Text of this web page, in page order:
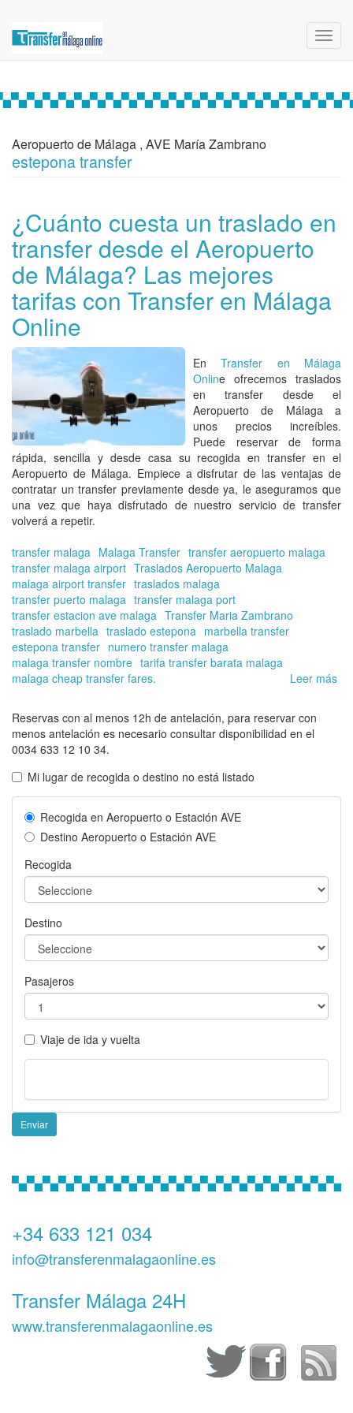
Aeropuerto de Málaga , AVE María Zambrano
estepona transfer
¿Cuánto cuesta un traslado en
transfer desde el Aeropuerto
de Málaga? Las mejores
tarifas con Transfer en Málaga
Online
EnTransfer en Málaga
Online ofrecemos traslados
en transfer desde el
Aeropuerto de Málaga a
unos precios increíbles.
Puede reservarde forma
rápida, sencilla y desde casa su recogida en transfer en el
Aeropuerto de Málaga. Empiece a disfrutar de las ventajas de
contratar untransfer previamente desde ya, le aseguramos que
una vez que haya disfrutado de nuestro servicio de transfer
volverá a repetir.
transfer malaga Malaga Transfer transfer aeropuerto malaga
transfer malaga airport Traslados Aeropuerto Malaga
malaga airport transfer traslados malaga
transfer puerto malaga transfer malaga port
transfer estacion ave malaga Transfer Maria Zambrano
traslado marbella traslado estepona marbella transfer
estepona transfer numero transfer malaga
malaga transfer nombre tarifa transfer barata malaga
malaga cheap transfer fares.
Leer más
Reservas con al menos 12h de antelación, para reservar con
menos antelación es necesario consultar disponibilidad en el
0034 633 12 10 34.
Mi lugar de recogida o destino no está listado
Recogida en Aeropuerto o Estación AVE
Destino Aeropuerto o Estación AVE
Recogida
Destino
Pasajeros
Viaje de ida y vuelta
Enviar
+34 633 121 034
info@transferenmalagaonline.es
Transfer Málaga 24H
www.transferenmalagaonline.es